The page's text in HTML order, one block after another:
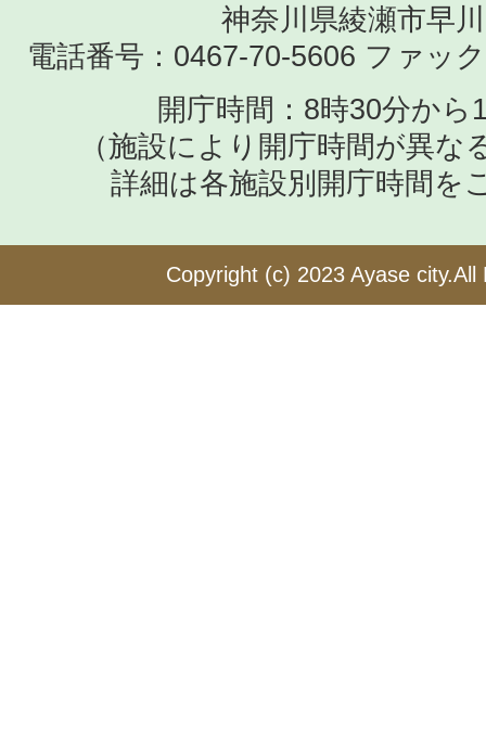
神奈川県綾瀬市早
電話番号：0467-70-5606 ファッ
開庁時間：8時30分から
（施設により開庁時間が異な
詳細は各施設別開庁時間を
Copyright (c) 2023 Ayase city.All